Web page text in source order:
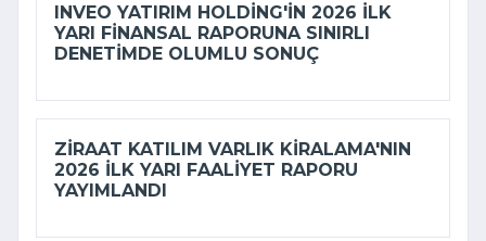
INVEO YATIRIM HOLDING'IN 2026 ILK
YARI FINANSAL RAPORUNA SINIRLI
DENETIMDE OLUMLU SONUÇ
ZIRAAT KATILIM VARLIK KIRALAMA'NIN
2026 ILK YARI FAALIYET RAPORU
YAYIMLANDI